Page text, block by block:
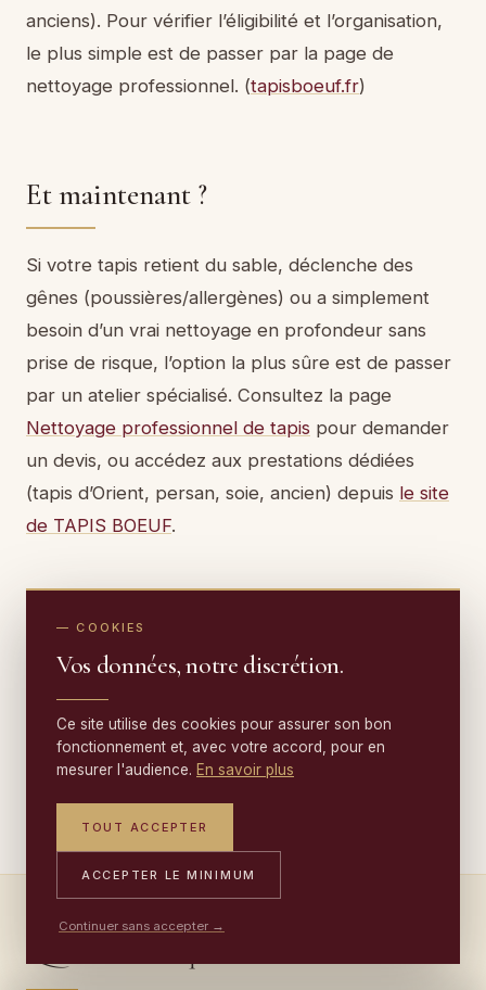
anciens). Pour vérifier l’éligibilité et l’organisation,
le plus simple est de passer par la page de
nettoyage professionnel. (tapisboeuf.fr)
Et maintenant ?
Si votre tapis retient du sable, déclenche des
gênes (poussières/allergènes) ou a simplement
besoin d’un vrai nettoyage en profondeur sans
prise de risque, l’option la plus sûre est de passer
par un atelier spécialisé. Consultez la page
Nettoyage professionnel de tapis pour demander
un devis, ou accédez aux prestations dédiées
(tapis d’Orient, persan, soie, ancien) depuis le site
de TAPIS BOEUF.
TB
Écrit par l'atelier Tapis Boeuf
Maîtres artisans restaurateurs de tapis depuis
1950. Nettoyage, restauration et expertise —
en France, à Monaco et dans les pays
— COOKIES
Vos données, notre discrétion.
Ce site utilise des cookies pour assurer son bon
fonctionnement et, avec votre accord, pour en
mesurer l'audience. En savoir plus
TOUT ACCEPTER
ACCEPTER LE MINIMUM
Continuer sans accepter →